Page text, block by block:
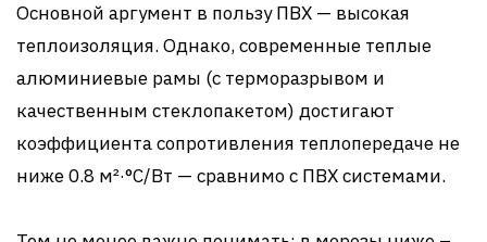
Основной аргумент в пользу ПВХ — высокая
теплоизоляция. Однако, современные теплые
алюминиевые рамы (с терморазрывом и
качественным стеклопакетом) достигают
коэффициента сопротивления теплопередаче не
ниже 0.8 м²·°С/Вт — сравнимо с ПВХ системами.